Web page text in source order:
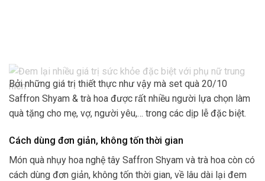
Bởi những giá trị thiết thực như vậy mà set quà 20/10
Saffron Shyam & trà hoa được rất nhiều người lựa chọn làm
quà tặng cho mẹ, vợ, người yêu,… trong các dịp lễ đặc biệt.
Cách dùng đơn giản, không tốn thời gian
Món quà nhụy hoa nghệ tây Saffron Shyam và trà hoa còn có
cách dùng đơn giản, không tốn thời gian, về lâu dài lại đem